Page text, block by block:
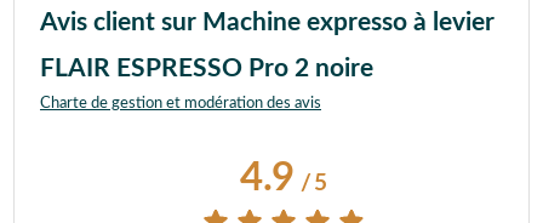
Avis client sur Machine expresso à levier
FLAIR ESPRESSO Pro 2 noire
Charte de gestion et modération des avis
4.9 / 5